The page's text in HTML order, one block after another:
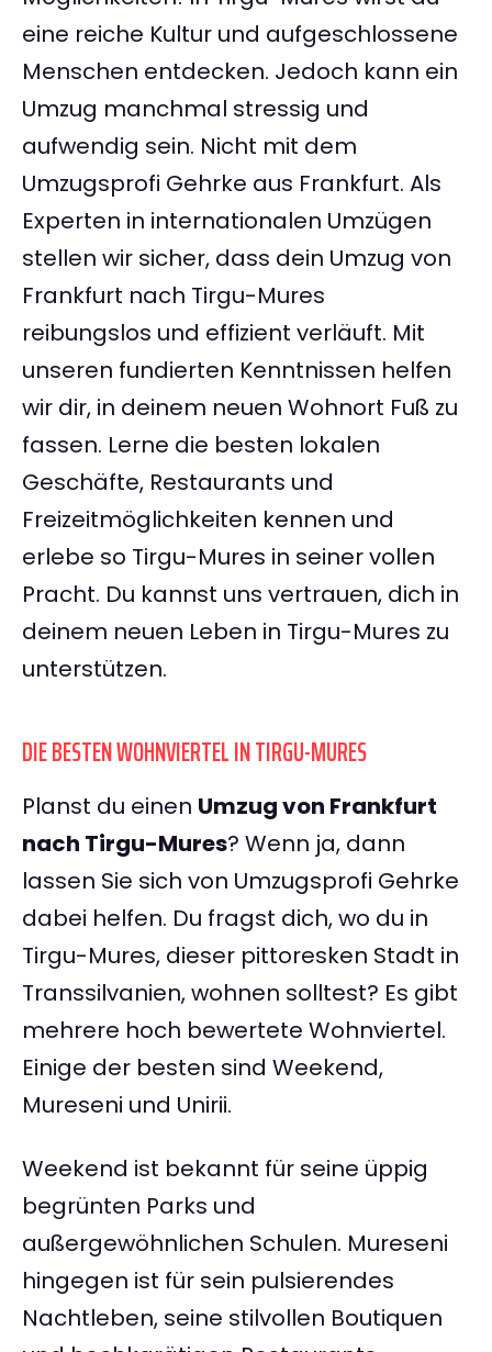
eine reiche Kultur und aufgeschlossene
Menschen entdecken. Jedoch kann ein
Umzug manchmal stressig und
aufwendig sein. Nicht mit dem
Umzugsprofi Gehrke aus Frankfurt. Als
Experten in internationalen Umzügen
stellen wir sicher, dass dein Umzug von
Frankfurt nach Tirgu-Mures
reibungslos und effizient verläuft. Mit
unseren fundierten Kenntnissen helfen
wir dir, in deinem neuen Wohnort Fuß zu
fassen. Lerne die besten lokalen
Geschäfte, Restaurants und
Freizeitmöglichkeiten kennen und
erlebe so Tirgu-Mures in seiner vollen
Pracht. Du kannst uns vertrauen, dich in
deinem neuen Leben in Tirgu-Mures zu
unterstützen.
DIE BESTEN WOHNVIERTEL IN TIRGU-MURES
Planst du einen Umzug von Frankfurt
nach Tirgu-Mures? Wenn ja, dann
lassen Sie sich von Umzugsprofi Gehrke
dabei helfen. Du fragst dich, wo du in
Tirgu-Mures, dieser pittoresken Stadt in
Transsilvanien, wohnen solltest? Es gibt
mehrere hoch bewertete Wohnviertel.
Einige der besten sind Weekend,
Mureseni und Unirii.
Weekend ist bekannt für seine üppig
begrünten Parks und
außergewöhnlichen Schulen. Mureseni
hingegen ist für sein pulsierendes
Nachtleben, seine stilvollen Boutiquen